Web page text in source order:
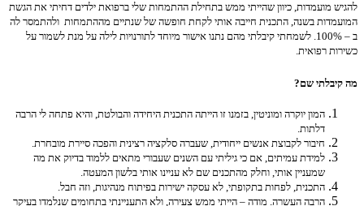
להגיש מועמדות, כיוון שהייתי ממש בתחילת ההתמחות שלי ברפואת ילדים דחיתי את הגשת
המועמדות בשנה, התכנית חייבה אותי לקחת חופשה של שנתיים מההתמחות ולהתמסר לה
ב – 100%. לשמחתי קיבלתי מהם נתנו אישור מיוחד לתורנויות לילה על מנת לשמור על
כשירות רפואית.
מה קיבלתי שם?
המון יוקרה ומוניטין, בזמנו זו הייתה התכנית היחידה והבולטת, והיא פתחה לי הרבה
דלתות.
חיבור לקבוצת אנשים ייחודית, שעברה סלקציה רצינית והפכה סיירת מובחרת.
למידת עמיתים, אם כי גיליתי עם השנים שעבורי מתאים ללמוד בדיוק את מה
שמעניין אותי, וחלק מהתכנים שם לא עניינו אותי בלשון המעטה.
התכנית, לפחות בתקופתי, לא עסקה ישירות בפיתוח מנהיגות, וזה חבל.
הרבה העשרה. מודה – הייתי ממש צעירה, ולא התעניינתי בתחומים שנלמדו בעיקר